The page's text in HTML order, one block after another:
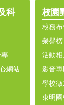
科
專
網站
校園
校務布
榮譽榜
活動相
影音專
學校
東明國